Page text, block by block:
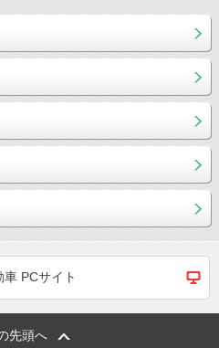
車 PCサイト
先頭へ